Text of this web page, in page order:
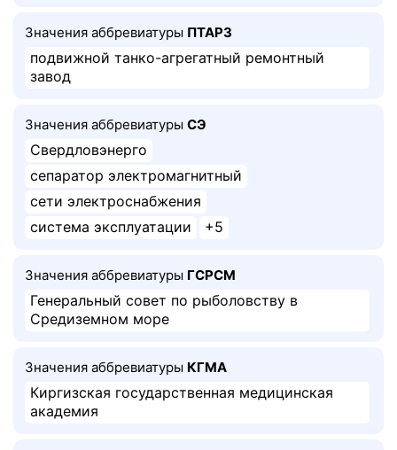
Значения аббревиатуры ПТАРЗ
подвижной танко-агрегатный ремонтный
завод
Значения аббревиатуры СЭ
Свердловэнерго
сепаратор электромагнитный
сети электроснабжения
система эксплуатации
+5
Значения аббревиатуры ГСРСМ
Генеральный совет по рыболовству в
Средиземном море
Значения аббревиатуры КГМА
Киргизская государственная медицинская
академия